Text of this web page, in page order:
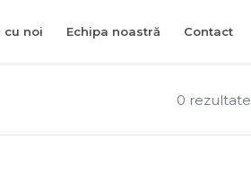
cu noi Echipa noastră Contact
0 rezultate